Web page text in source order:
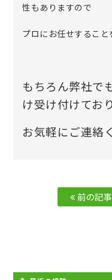
性もありますので
プロにお任せすること
もちろん弊社で
け受け付けてお
お気軽にご連絡
前の記事